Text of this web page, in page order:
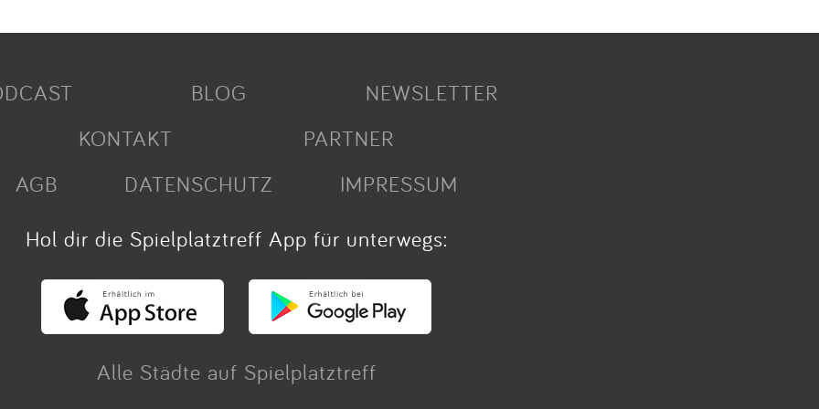
BLOG
NEWSLETTER
KONTAKT
PARTNER
AGB
DATENSCHUTZ
IMPRESSUM
Hol dir die Spielplatztreff App für unterwegs:
Alle Städte auf Spielplatztreff